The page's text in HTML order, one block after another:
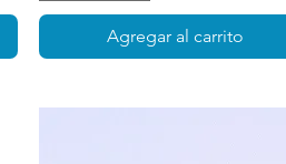
Agregar al carrito